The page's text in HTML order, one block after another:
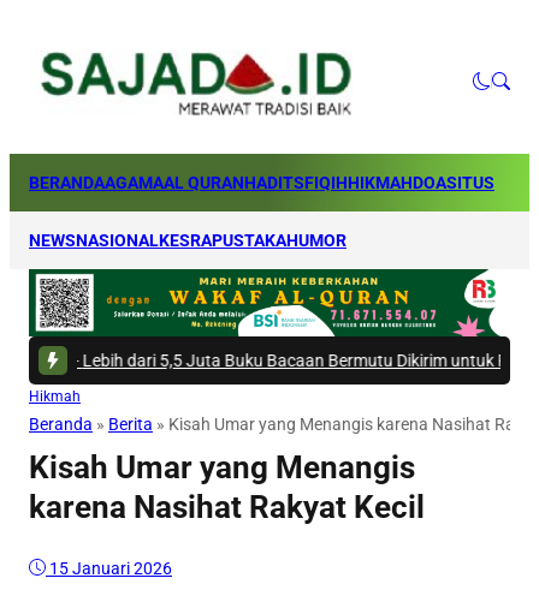
BERANDAAGAMAAL QURANHADITSFIQIHHIKMAHDOASITUS
NEWSNASIONALKESRAPUSTAKAHUMOR
Lebih dari 5,5 Juta Buku Bacaan Bermutu Dikirim untuk Perkuat
Hikmah
Beranda » Berita » Kisah Umar yang Menangis karena Nasihat
Kisah Umar yang Menangis
karena Nasihat Rakyat Kecil
15 Januari 2026